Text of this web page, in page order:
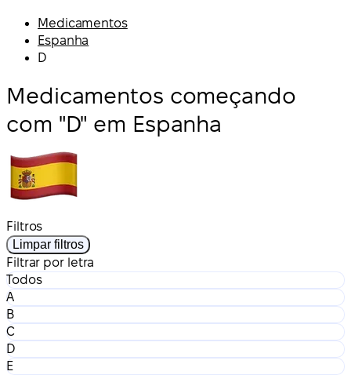
Medicamentos
Espanha
D
Medicamentos começando
com "D" em Espanha
Filtros
Limpar filtros
Filtrar por letra
Todos
A
B
C
D
E